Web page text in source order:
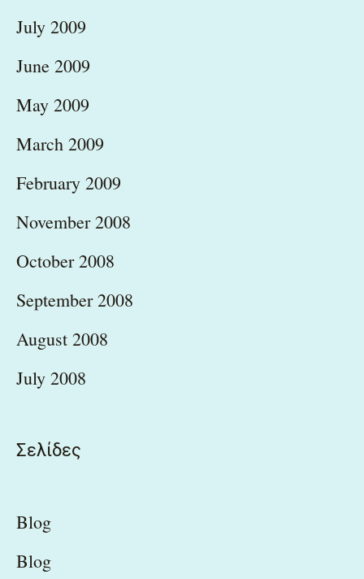
July 2009
June 2009
May 2009
March 2009
February 2009
November 2008
October 2008
September 2008
August 2008
July 2008
Σελίδες
Blog
Blog